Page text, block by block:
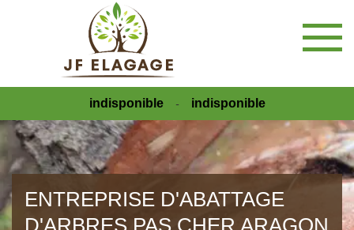
indisponible - indisponible
ENTREPRISE D'ABATTAGE
D'ARBRES PAS CHER ARAGON